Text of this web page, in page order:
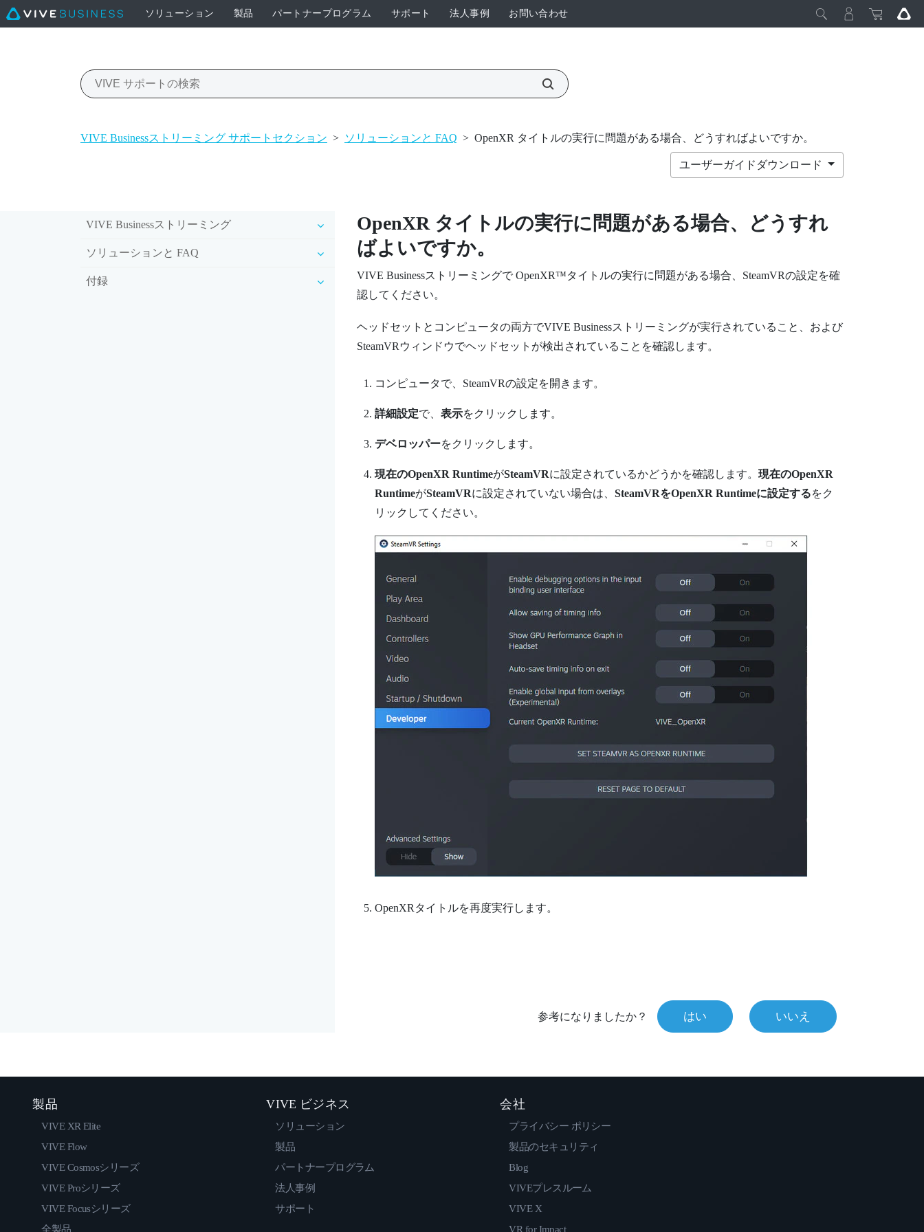
ソリューション 製品 パートナープログラム サポート 法人事例 お問い合わせ
VIVE Businessストリーミング サポートセクション > ソリューションと FAQ > OpenXR タイトルの実行に問題がある場合、どうすればよいですか。
ユーザーガイドダウンロード
VIVE Businessストリーミング
ソリューションと FAQ
付録
OpenXRタイトルの実行に問題がある場合、どうすれ
ばよいですか。
VIVE Businessストリーミングで OpenXR™タイトルの実行に問題がある場合、 SteamVRの設定を確
認してください。
ヘッドセットとコンピュータの両方でVIVE Businessストリーミングが実行されていること、および
SteamVR ウィンドウでヘッドセットが検出されていることを確認します。
コンピュータで、 SteamVRの設定を開きます。
詳細設定で、 表示をクリックします。
デベロッパーをクリックします。
現在のOpenXR RuntimeがSteamVRに設定されているかどうかを確認します。 現在のOpenXR
RuntimeがSteamVRに設定されていない場合は、 SteamVRをOpenXR Runtimeに設定するをク
リックしてください。
OpenXR タイトルを再度実行します。
参考になりましたか？ はい いいえ
製品
VIVE XR Elite
VIVE Flow
VIVE Cosmosシリーズ
VIVE Proシリーズ
VIVE Focusシリーズ
全製品
VIVE ビジネス
ソリューション
製品
パートナープログラム
法人事例
サポート
会社
プライバシー ポリシー
製品のセキュリティ
Blog
VIVEプレスルーム
VIVE X
VR for Impact